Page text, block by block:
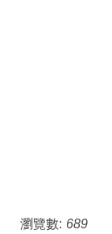
瀏覽數: 689